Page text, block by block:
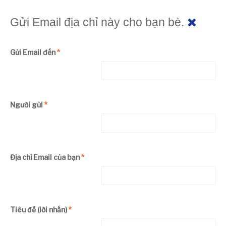
Gửi Email địa chỉ này cho bạn bè.
Gửi Email đến*
Người gửi *
Địa chỉ Email của bạn*
Tiêu đề (lời nhắn)*